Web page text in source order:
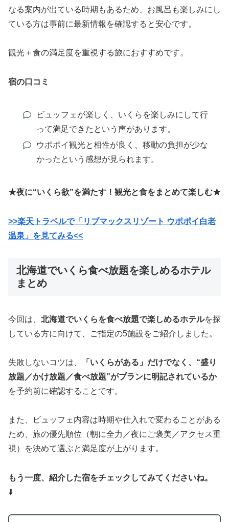
なる案内が出ている時期もあるため、お風呂も楽しみにし
ている方は事前に最新情報を確認すると安心です。
観光＋食の満足度を重視する旅におすすめです。
宿の口コミ
ビュッフェが楽しく、いくらを楽しみにして行
って満足できたという声があります。
ウポポイ観光と相性が良く、移動の負担が少な
かったという感想が見られます。
★夜に“いくら欲”を満たす！観光と食をまとめて楽しむ★
>>楽天トラベルで「リブマックスリゾート ウポポイ白老
温泉」を見てみる<<
北海道でいくら食べ放題を楽しめるホテル
まとめ
今回は、 北海道でいくらを食べ放題で楽しめるホテルを探
している方に向けて、ご指定の5施設をご紹介しました。
失敗しないコツは、
「いくらがある」だけでなく、“盛り
放題／かけ放題／食べ放題”がプランに明記されているか
を予約前に確認することです。
また、ビュッフェ内容は時期や仕入れで変わることがある
ため、旅の優先順位（朝に全力／夜にご褒美／アクセス重
視）を決めて選ぶと満足度が上がります。
もう一度、紹介した宿をチェックしてみてくださいね。
⬇️